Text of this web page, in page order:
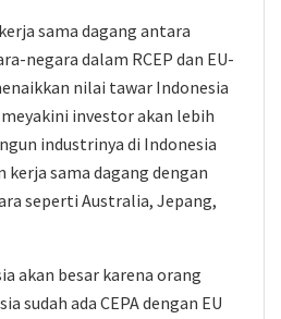
sama dagang antara
negara dalam RCEP dan EU-
nilai tawar Indonesia
investor akan lebih
industrinya di Indonesia
sama dagang dengan
seperti Australia, Jepang,
akan besar karena orang
sudah ada CEPA dengan EU